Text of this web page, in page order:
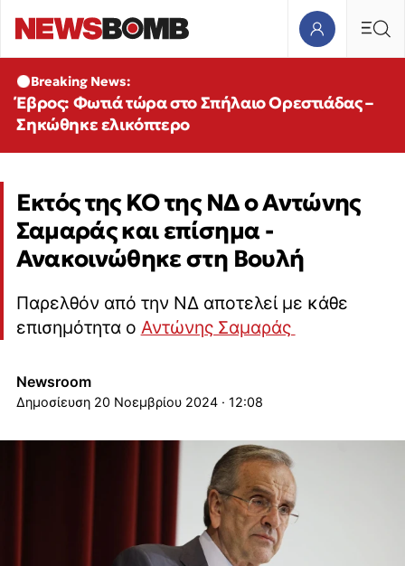
Breaking News:
Έβρος: Φωτιά τώρα στο Σπήλαιο Ορεστιάδας –
Σηκώθηκε ελικόπτερο
Εκτός της ΚΟ της ΝΔ ο Αντώνης
Σαμαράς και επίσημα -
Ανακοινώθηκε στη Βουλή
Παρελθόν από την ΝΔ αποτελεί με κάθε
επισημότητα ο Αντώνης Σαμαράς
Newsroom
20 Νοεμβρίου 2024 · 12:08